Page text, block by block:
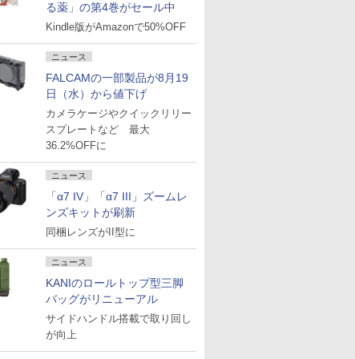
る薬」の第4巻がセール中
Kindle版がAmazonで50%OFF
ニュース
FALCAMの一部製品が8月19
日（水）から値下げ
カメラケージやクイックリリー
スプレートなど 最大
36.2%OFFに
ニュース
「α7 IV」「α7 III」ズームレ
ンズキットが刷新
同梱レンズがII型に
ニュース
KANIのロールトップ型三脚
バッグがリニューアル
サイドハンドル搭載で取り回し
が向上